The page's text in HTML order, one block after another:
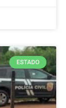
ESTADO